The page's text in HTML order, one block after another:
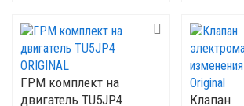
ГРМ комплект на
двигатель TU5JP4
Клапан